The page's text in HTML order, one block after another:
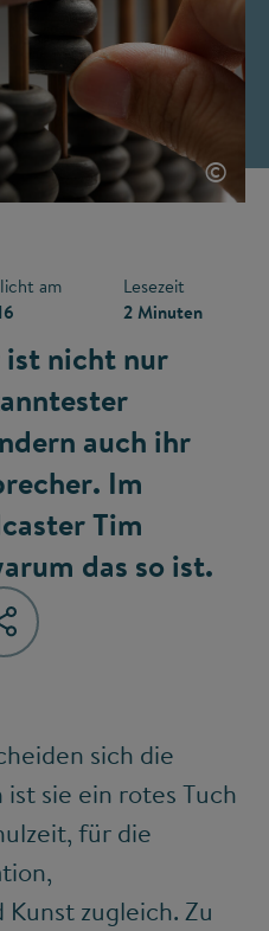
©
am
Lesezeit
2 Minuten
nicht nur
auch ihr
Im
Tim
das so ist.
sich die
sie ein rotes Tuch
für die
zugleich. Zu